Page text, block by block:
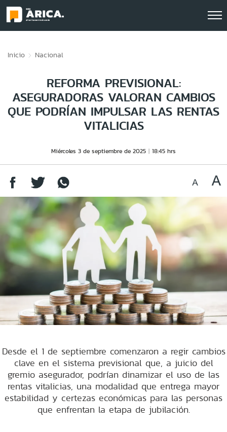
Inicio Nacional
REFORMA PREVISIONAL:
ASEGURADORAS VALORAN CAMBIOS
QUE PODRÍAN IMPULSAR LAS RENTAS
VITALICIAS
Miércoles 3 de septiembre de 2025 18:45 hrs
Desde el 1 de septiembre comenzaron a regir cambios
clave en el sistema previsional que, a juicio del
gremio asegurador, podrían dinamizar el uso de las
rentas vitalicias, una modalidad que entrega mayor
estabilidad y certezas económicas para las personas
que enfrentan la etapa de jubilación.